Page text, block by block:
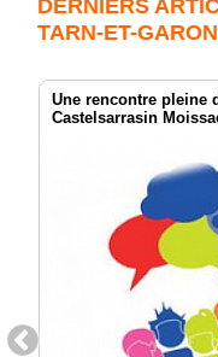
DERNIERS
TARN-ET-
Une rencontre pleine
Castelsarrasin